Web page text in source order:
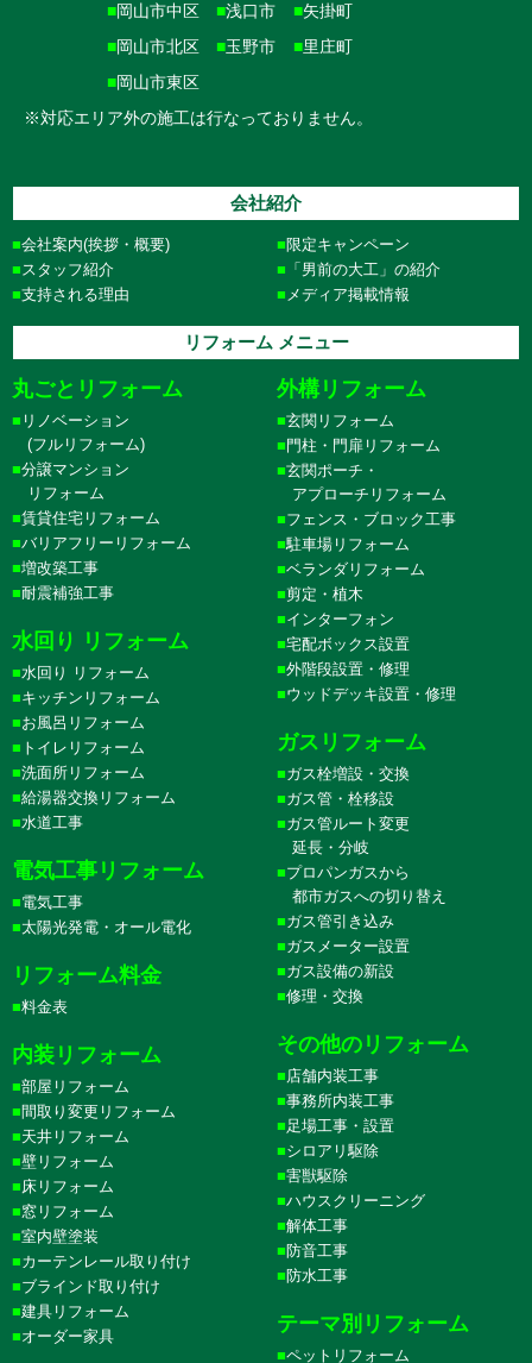
■岡山市中区
■岡山市北区
■岡山市東区
■浅口市
■玉野市
■矢掛町
■里庄町
※対応エリア外の施工は行なっておりません。
会社紹介
会社案内(挨拶・概要)
スタッフ紹介
支持される理由
限定キャンペーン
「男前の大工」の紹介
メディア掲載情報
リフォーム メニュー
丸ごとリフォーム
リノベーション
(フルリフォーム)
分譲マンション
リフォーム
賃貸住宅リフォーム
バリアフリーリフォーム
増改築工事
耐震補強工事
水回り リフォーム
水回り リフォーム
キッチンリフォーム
お風呂リフォーム
トイレリフォーム
洗面所リフォーム
給湯器交換リフォーム
水道工事
電気工事リフォーム
電気工事
太陽光発電・オール電化
リフォーム料金
料金表
内装リフォーム
部屋リフォーム
間取り変更リフォーム
天井リフォーム
壁リフォーム
床リフォーム
窓リフォーム
室内壁塗装
カーテンレール取り付け
ブラインド取り付け
建具リフォーム
オーダー家具
外構リフォーム
玄関リフォーム
門柱・門扉リフォーム
玄関ポーチ・
アプローチリフォーム
フェンス・ブロック工事
駐車場リフォーム
ベランダリフォーム
剪定・植木
インターフォン
宅配ボックス設置
外階段設置・修理
ウッドデッキ設置・修理
ガスリフォーム
ガス栓増設・交換
ガス管・栓移設
ガス管ルート変更
延長・分岐
プロパンガスから
都市ガスへの切り替え
ガス管引き込み
ガスメーター設置
ガス設備の新設
修理・交換
その他のリフォーム
店舗内装工事
事務所内装工事
足場工事・設置
シロアリ駆除
害獣駆除
ハウスクリーニング
解体工事
防音工事
防水工事
テーマ別リフォーム
ペットリフォーム